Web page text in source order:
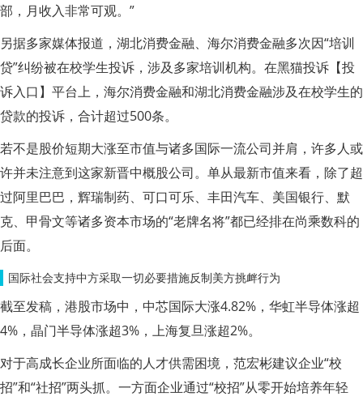
部，月收入非常可观。”
另据多家媒体报道，湖北消费金融、海尔消费金融多次因“培训
贷”纠纷被在校学生投诉，涉及多家培训机构。在黑猫投诉【投
诉入口】平台上，海尔消费金融和湖北消费金融涉及在校学生的
贷款的投诉，合计超过500条。
若不是股价短期大涨至市值与诸多国际一流公司并肩，许多人或
许并未注意到这家新晋中概股公司。单从最新市值来看，除了超
过阿里巴巴，辉瑞制药、可口可乐、丰田汽车、美国银行、默
克、甲骨文等诸多资本市场的“老牌名将”都已经排在尚乘数科的
后面。
国际社会支持中方采取一切必要措施反制美方挑衅行为
截至发稿，港股市场中，中芯国际大涨4.82%，华虹半导体涨超
4%，晶门半导体涨超3%，上海复旦涨超2%。
对于高成长企业所面临的人才供需困境，范宏彬建议企业“校
招”和“社招”两头抓。一方面企业通过“校招”从零开始培养年轻